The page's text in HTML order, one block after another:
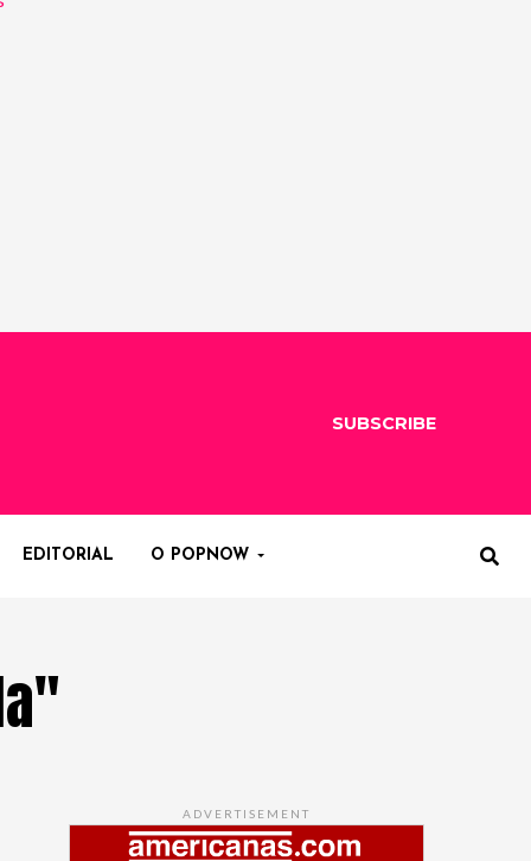
SUBSCRIBE
EDITORIAL O POPNOW
ADVERTISEMENT